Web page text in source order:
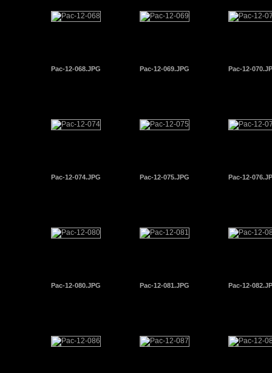
Pac-12-068.JPG Pac-12-069.JPG Pac-12-
Pac-12-074.JPG Pac-12-075.JPG Pac-12-
Pac-12-080.JPG Pac-12-081.JPG Pac-12-